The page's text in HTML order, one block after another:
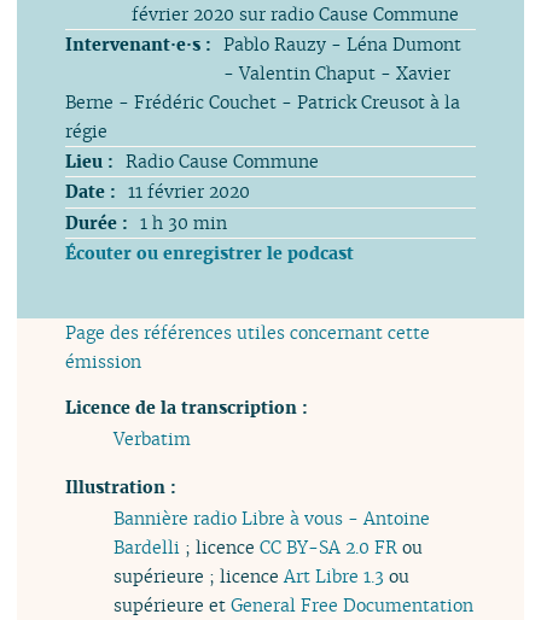
février 2020 sur radio Cause Commune
Intervenant·e·s : Pablo Rauzy - Léna Dumont
- Valentin Chaput - Xavier
Berne - Frédéric Couchet - Patrick Creusot à la
régie
Lieu : Radio Cause Commune
Date : 11 février 2020
Durée : 1 h 30 min
Écouter ou enregistrer le podcast
Page des références utiles concernant cette
émission
Licence de la transcription :
Verbatim
Illustration :
Bannière radio Libre à vous - Antoine
Bardelli ; licenceCC BY-SA 2.0 FR ou
supérieure ; licenceArt Libre 1.3 ou
supérieure etGeneral Free Documentation